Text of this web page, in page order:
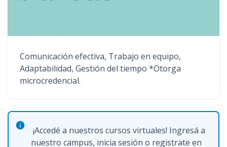
Comunicación efectiva, Trabajo en equipo,
Adaptabilidad, Gestión del tiempo *Otorga
microcredencial.
¡Accedé a nuestros cursos virtuales! Ingresá a
nuestro campus, inicia sesión o registrate en